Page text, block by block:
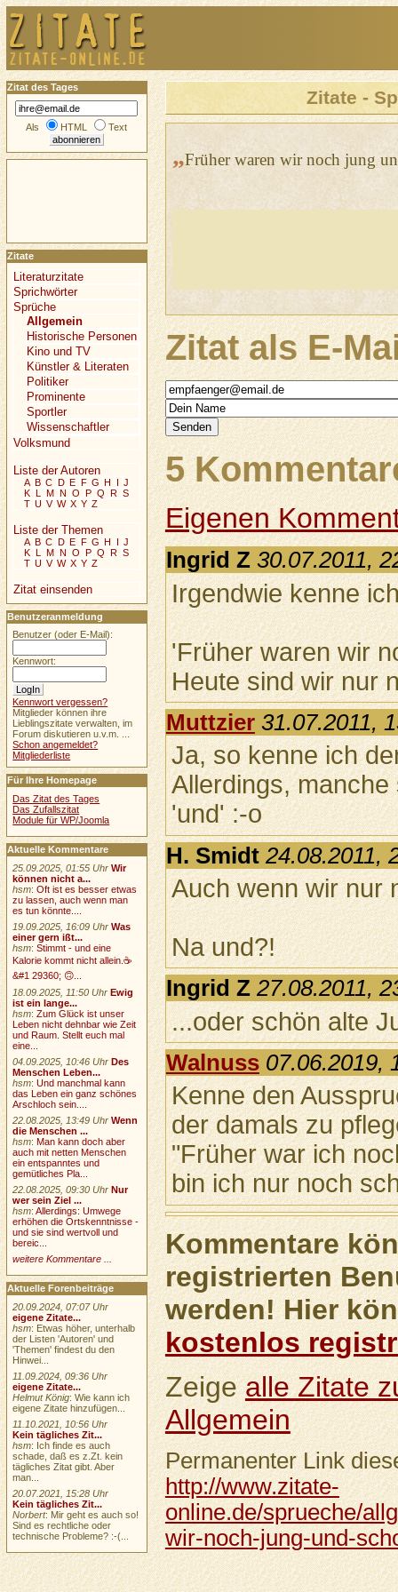
Zitate -
„Früher waren wir noch jung
Zitat als E-
5
Eigenen
Ingrid Z 30.07.2011,
Irgendwie kenne
'Früher waren wir
Heute sind wir nur
Muttzier 31.07.2011,
Ja, so kenne ich
Allerdings,
'und' :-o
H. Smidt 24.08.2011,
Auch wenn wir nur
Na und?!
Ingrid Z 27.08.2011,
...oder schön alte
Walnuss 07.06.2019,
Kenne den
der damals zu
"Früher war ich
bin ich nur noch
Kommentare
registrierten
werden! Hier
kostenlos
Zeigealle Zitate
Allgemein
Permanenter Link
http://www.zitate-
online.de/sprueche/
wir-noch-jung-und-
Zitat des Tages
Als HTML Text
Zitate
Literaturzitate
Sprichwörter
Sprüche
Allgemein
Historische Personen
Kino und TV
Künstler & Literaten
Politiker
Prominente
Sportler
Wissenschaftler
Volksmund
Liste der Autoren
A B C D E F G H I J
K L M N O P Q R S
T U V W X Y Z
Liste der Themen
A B C D E F G H I J
K L M N O P Q R S
T U V W X Y Z
Zitat einsenden
Benutzeranmeldung
Benutzer (oder E-Mail):
Kennwort:
Kennwort vergessen?
Mitglieder können ihre
Lieblingszitate verwalten, im
Forum diskutieren u.v.m. ...
Schon angemeldet?
Mitgliederliste
Für Ihre Homepage
Das Zitat des Tages
Das Zufallszitat
Module für WP/Joomla
Aktuelle Kommentare
25.09.2025, 01:55 Uhr Wir
können nicht a...
hsm:Oft ist es besser etwas
zu lassen, auch wenn man
es tun könnte....
19.09.2025, 16:09 Uhr Was
einer gern ißt...
hsm:Stimmt - und eine
Kalorie kommt nicht allein.☕
&#1 29360; 🙃...
18.09.2025, 11:50 Uhr Ewig
ist ein lange...
hsm:Zum Glück ist unser
Leben nicht dehnbar wie Zeit
und Raum. Stellt euch mal
eine...
04.09.2025, 10:46 Uhr Des
Menschen Leben...
hsm:Und manchmal kann
das Leben ein ganz schönes
Arschloch sein....
22.08.2025, 13:49 Uhr Wenn
die Menschen ...
hsm:Man kann doch aber
auch mit netten Menschen
ein entspanntes und
gemütliches Pla...
22.08.2025, 09:30 Uhr Nur
wer sein Ziel ...
hsm:Allerdings: Umwege
erhöhen die Ortskenntnisse -
und sie sind wertvoll und
bereic...
weitere Kommentare ...
Aktuelle Forenbeiträge
20.09.2024, 07:07 Uhr
eigene Zitate...
hsm: Etwas höher, unterhalb
der Listen 'Autoren' und
'Themen' findest du den
Hinwei...
11.09.2024, 09:36 Uhr
eigene Zitate...
Helmut König: Wie kann ich
eigene Zitate hinzufügen...
11.10.2021, 10:56 Uhr
Kein tägliches Zit...
hsm: Ich finde es auch
schade, daß es z.Zt. kein
tägliches Zitat gibt. Aber
man...
20.07.2021, 15:28 Uhr
Kein tägliches Zit...
Norbert: Mir geht es auch so!
Sind es rechtliche oder
technische Probleme? :-(...